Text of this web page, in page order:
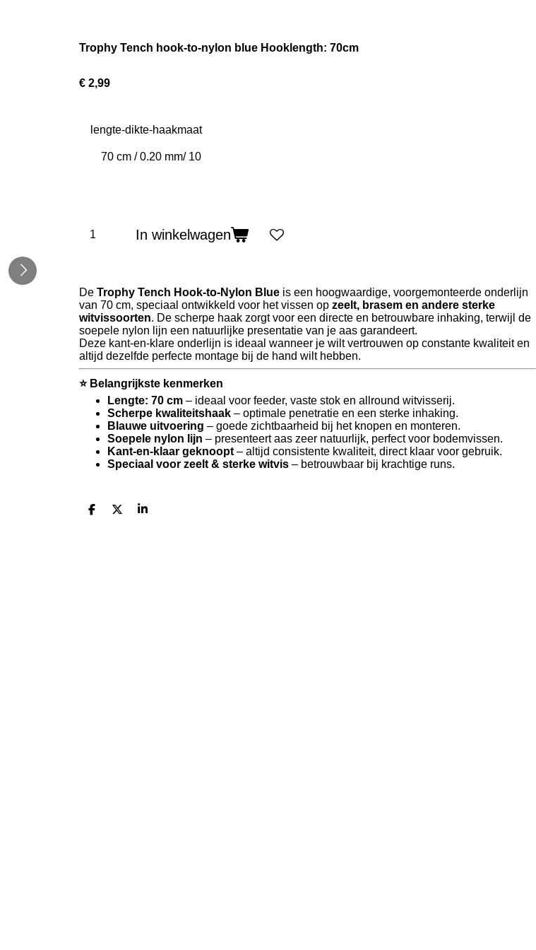
Trophy Tench hook-to-nylon blue Hooklength: 70cm
€ 2,99
lengte-dikte-haakmaat
In winkelwagen
De Trophy Tench Hook-to-Nylon Blue is een hoogwaardige, voorgemonteerde onderlijn
van 70 cm, speciaal ontwikkeld voor het vissen op zeelt, brasem en andere sterke
witvissoorten. De scherpe haak zorgt voor een directe en betrouwbare inhaking, terwijl de
soepele nylon lijn een natuurlijke presentatie van je aas garandeert.
Deze kant-en-klare onderlijn is ideaal wanneer je wilt vertrouwen op constante kwaliteit en
altijd dezelfde perfecte montage bij de hand wilt hebben.
⭐ Belangrijkste kenmerken
Lengte: 70 cm – ideaal voor feeder, vaste stok en allround witvisserij.
Scherpe kwaliteitshaak – optimale penetratie en een sterke inhaking.
Blauwe uitvoering – goede zichtbaarheid bij het knopen en monteren.
Soepele nylon lijn – presenteert aas zeer natuurlijk, perfect voor bodemvissen.
Kant-en-klaar geknoopt – altijd consistente kwaliteit, direct klaar voor gebruik.
Speciaal voor zeelt & sterke witvis – betrouwbaar bij krachtige runs.
D
D
S